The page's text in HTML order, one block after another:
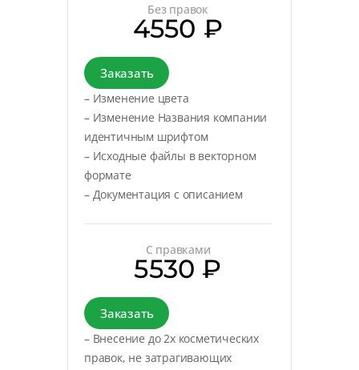
Без правок
4550 ₽
Заказать
– Изменение цвета
– Изменение Названия компании
идентичным шрифтом
– Исходные файлы в векторном
формате
– Документация с описанием
С правками
5530 ₽
Заказать
– Внесение до 2х косметических
правок, не затрагивающих